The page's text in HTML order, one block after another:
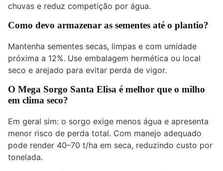
chuvas e reduz competição por água.
Como devo armazenar as sementes até o plantio?
Mantenha sementes secas, limpas e com umidade
próxima a 12%. Use embalagem hermética ou local
seco e arejado para evitar perda de vigor.
O Mega Sorgo Santa Elisa é melhor que o milho
em clima seco?
Em geral sim: o sorgo exige menos água e apresenta
menor risco de perda total. Com manejo adequado
pode render 40–70 t/ha em seca, reduzindo custo por
tonelada.